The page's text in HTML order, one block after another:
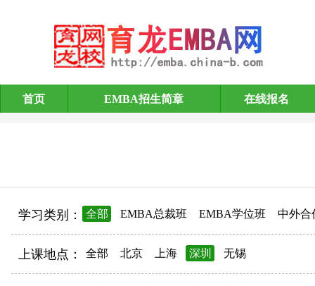
EMBA招生简章
首页 EMBA招生简章 在线报名
学习类别： 全部 EMBA总裁班 EMBA学位班 中外合
上课地点： 全部 北京 上海 深圳 无锡